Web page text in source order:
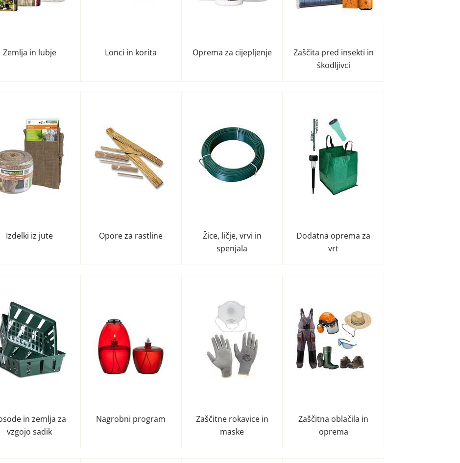
Zemlja in lubje Lonci in korita Oprema za cijepljenje
Zaščita pred insekti in
škodljivci
Izdelki iz jute Opore za rastline
Žice, ličje, vrvi in
spenjala
Dodatna oprema za
vrt
in zemlja za
vzgojo sadik
Nagrobni program
Zaščitne rokavice in
maske
Zaščitna oblačila in
oprema